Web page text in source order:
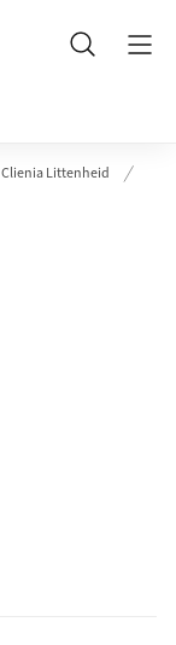
Suche
Clienia Littenheid